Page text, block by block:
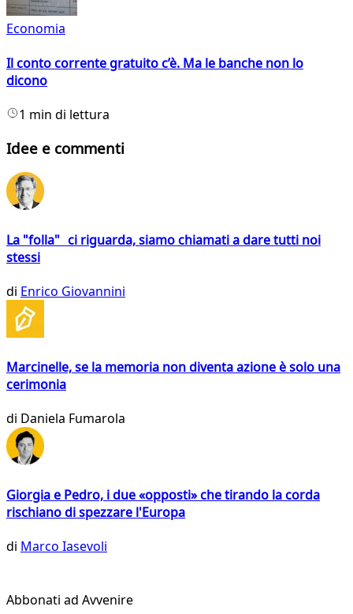
Economia
Il conto corrente gratuito c’è. Ma le banche non lo
dicono
1 min di lettura
Idee e commenti
La "folla" ci riguarda, siamo chiamati a dare tutti noi
stessi
di Enrico Giovannini
Marcinelle, se la memoria non diventa azione è solo una
cerimonia
di Daniela Fumarola
Giorgia e Pedro, i due «opposti» che tirando la corda
rischiano di spezzare l'Europa
di Marco Iasevoli
Abbonati ad Avvenire